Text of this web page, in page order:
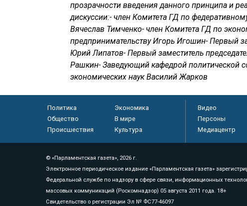
прозрачности введения данного принципа и
дискуссии:- член Комитета ГД по
Вячеслав Тимченко- член Комитета ГД по
предпринимательству Игорь Игошин- Первый
Юрий Липатов- Первый заместитель
Рашкин- Заведующий кафедрой
экономических наук Василий Жарков
Политика
Экономика
Общество
В мире
Происшествия
Культура
Видео
Персоны
Медиацентр
© «Парламентская газета», 2026 г.
Электронное периодическое издание «Парламентская газета»
Федеральной службе по надзору в сфере связи, информационных
массовых коммуникаций (Роскомнадзор) 05 августа 2011 года. 18+
Свидетельство о регистрации Эл № ФС77-46097